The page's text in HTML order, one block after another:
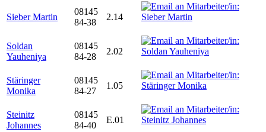
Sieber Martin
08145
84-38
2.14
Soldan
Yauheniya
08145
84-28
2.02
Stäringer
Monika
08145
84-27
1.05
Steinitz
Johannes
08145
84-40
E.01